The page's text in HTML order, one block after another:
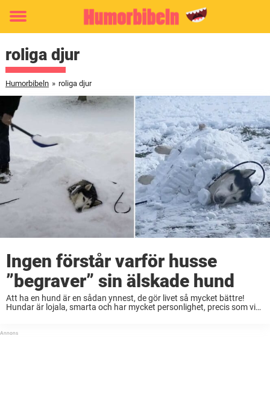
Toggle
roliga djur
Humorbibeln » roliga djur
Ingen förstår varför husse
”begraver” sin älskade hund
Att ha en hund är en sådan ynnest, de gör livet så mycket bättre!
Hundar är lojala, smarta och har mycket personlighet, precis som vi